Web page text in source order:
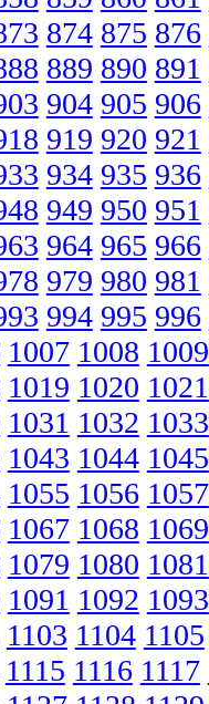
874 875 876
889 890 891
904 905 906
919 920 921
934 935 936
949 950 951
964 965 966
979 980 981
994 995 996
1007 1008 1009
1019 1020 1021
1031 1032 1033
1043 1044 1045
1055 1056 1057
1067 1068 1069
1079 1080 1081
1091 1092 1093
1103 1104 1105
1115 1116 1117